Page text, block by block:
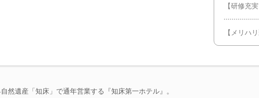
【研修充
【メリハ
然遺産「知床」で通年営業する『知床第一ホテル』。